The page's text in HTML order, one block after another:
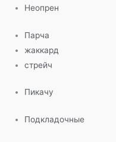
Неопрен
Парча
жаккард
стрейч
Пикачу
Подкладочные